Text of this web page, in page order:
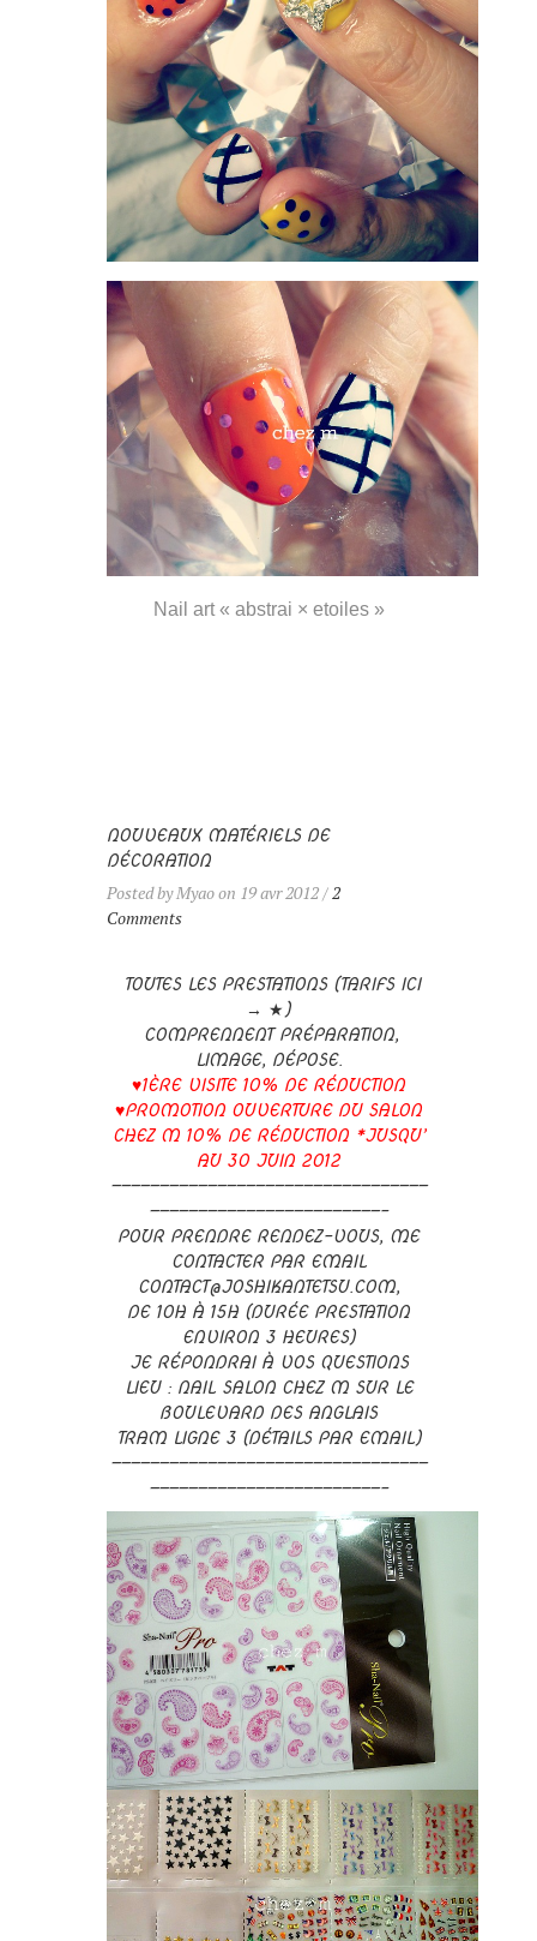
Nail art « abstrai × etoiles »
NOUVEAUX MATÉRIELS DE
DÉCORATION
Posted by Myao on 19 avr 2012 /2
Comments
TOUTES LES PRESTATIONS (TARIFS ICI
→ ★ )
COMPRENNENT PRÉPARATION,
LIMAGE, DÉPOSE.
♥1ÈRE VISITE 10% DE RÉDUCTION
♥PROMOTION OUVERTURE DU SALON
CHEZ M 10% DE RÉDUCTION *JUSQU’
AU 30 JUIN 2012
—————————————————————————————————
————————————————————————–
POUR PRENDRE RENDEZ-VOUS, ME
CONTACTER PAR EMAIL
CONTACT@JOSHIKANTETSU.COM,
DE 10H À 15H (DURÉE PRESTATION
ENVIRON 3 HEURES)
JE RÉPONDRAI À VOS QUESTIONS
LIEU : NAIL SALON CHEZ M SUR LE
BOULEVARD DES ANGLAIS
TRAM LIGNE 3 (DÉTAILS PAR EMAIL)
—————————————————————————————————
————————————————————————–